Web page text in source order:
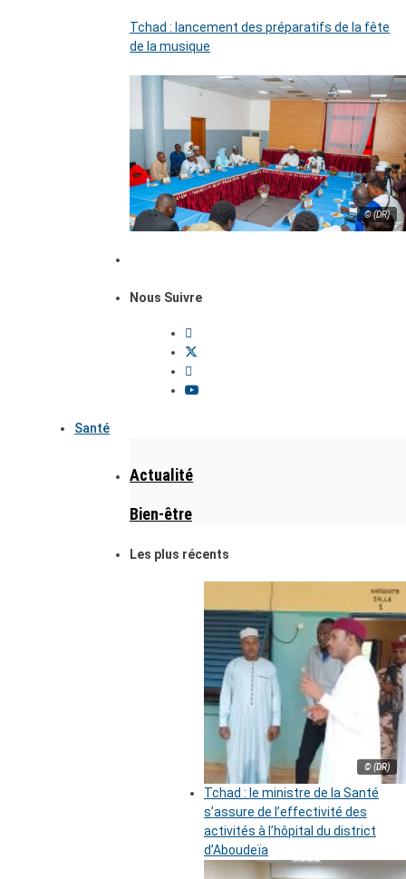
Tchad : lancement des préparatifs de la fête
de la musique
© (DR)
Nous Suivre
Santé
Actualité
Bien-être
Les plus récents
© (DR)
Tchad : le ministre de la Santé
s’assure de l’effectivité des
activités à l’hôpital du district
d’Aboudeïa